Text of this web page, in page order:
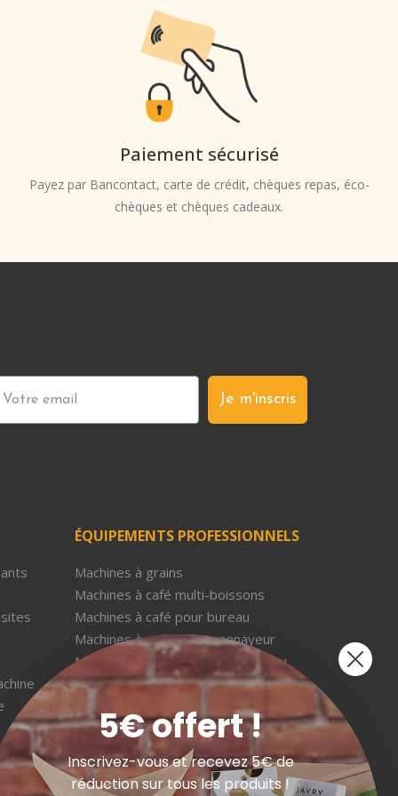
Paiement sécurisé
Payez par Bancontact, carte de crédit, chèques repas, éco-
chèques et chèques cadeaux.
Je m'inscris
ÉQUIPEMENTS PROFESSIONNELS
Machines à grains
Machines à café multi-boissons
Machines à café pour bureau
Machines à café avec monnayeur
Machines à café avec arrivée d'eau
Distributeurs de boissons chaudes
Machines Jura professionnelles
Fontaines à eau
NOS GUIDES
5€ offert !
Inscrivez-vous et recevez 5€ de
réduction sur tous les produits !